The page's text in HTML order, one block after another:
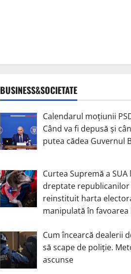
BUSINESS&SOCIETATE
Calendarul moțiunii
Când va fi depusă și
putea cădea Guvernul
Curtea Supremă a SUA
dreptate republicanilor
reinstituit harta
manipulată în favoarea
Cum încearcă dealerii
să scape de poliție.
ascunse